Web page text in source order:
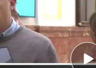
conectó con
en vilo al panorama
actriz Elisa Mouliaá
el procesamiento